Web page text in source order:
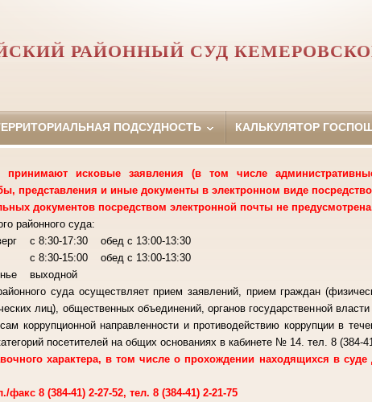
РАЙОННЫЙ СУД
ПОДСУДНОСТЬ КАЛЬКУЛЯТОР
исковые заявления (в том числе
представления и иные документы в электронном виде
документов посредством электронной почты не
районного суда:
с 8:30-17:30 обед с 13:00-13:30
15:00 обед с 13:00-13:30
выходной
суда осуществляет прием заявлений, прием граждан
лиц), общественных объединений, органов государственной
коррупционной направленности и противодействию коррупции в
посетителей на общих основаниях в кабинете № 14. тел. 8 (384-
характера, в том числе о прохождении находящихся в
факс 8 (384-41) 2-27-52, тел. 8 (384-41) 2-21-75